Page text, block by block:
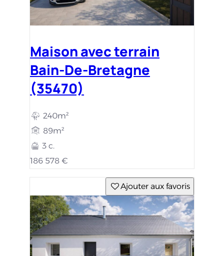
Maison avec terrain
Bain-De-Bretagne
(35470)
240m²
89m²
3 c.
186 578 €
Ajouter aux favoris